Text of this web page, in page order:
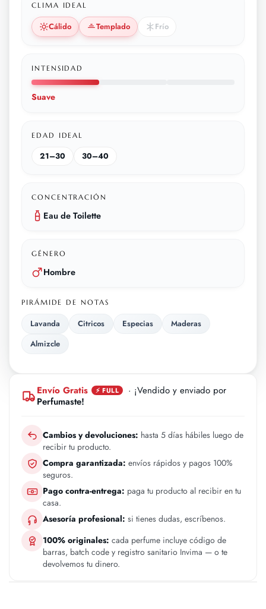
CLIMA IDEAL
Cálido Templado Frío
INTENSIDAD
Suave
EDAD IDEAL
21–30 30–40
CONCENTRACIÓN
Eau de Toilette
GÉNERO
Hombre
PIRÁMIDE DE NOTAS
Lavanda Citricos Especias
Maderas
Almizcle
Envío Gratis ⚡ FULL
· ¡Vendido y enviado por
Perfumaste!
Cambios y devoluciones: hasta 5 días hábiles luego de
recibir tu producto.
Compra garantizada: envíos rápidos y pagos 100%
seguros.
Pago contra-entrega: paga tu producto al recibir en tu
casa.
Asesoría profesional: si tienes dudas, escríbenos.
100% originales: cada perfume incluye código de
barras, batch code y registro sanitario Invima — o te
devolvemos tu dinero.